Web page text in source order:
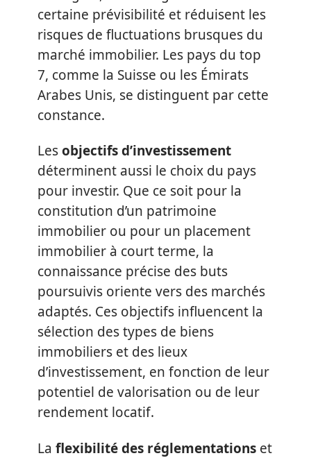
certaine prévisibilité et réduisent les
risques de fluctuations brusques du
marché immobilier. Les pays du top
7, comme la Suisse ou les Émirats
Arabes Unis, se distinguent par cette
constance.
Lesobjectifs d’investissement
déterminent aussi le choix du pays
pour investir. Que ce soit pour la
constitution d’un patrimoine
immobilier ou pour un placement
immobilier à court terme, la
connaissance précise des buts
poursuivis oriente vers des marchés
adaptés. Ces objectifs influencent la
sélection des types de biens
immobiliers et des lieux
d’investissement, en fonction de leur
potentiel de valorisation ou de leur
rendement locatif.
La flexibilité des réglementations et